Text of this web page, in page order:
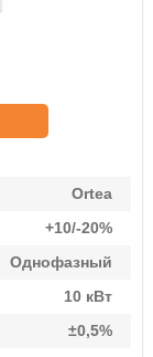
Ortea
+10/-20%
Однофазный
10 кВт
±0,5%